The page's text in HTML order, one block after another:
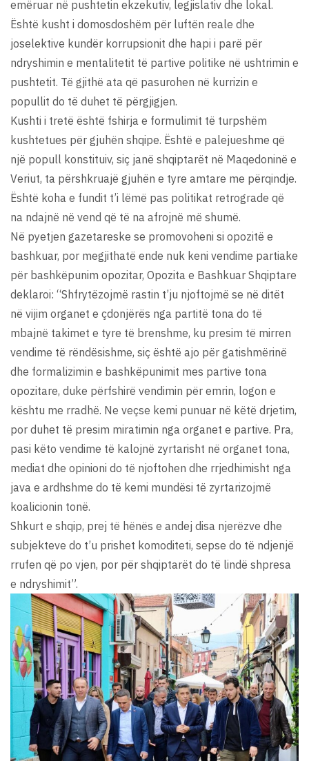
emëruar në pushtetin ekzekutiv, legjislativ dhe lokal.
Është kusht i domosdoshëm për luftën reale dhe
joselektive kundër korrupsionit dhe hapi i parë për
ndryshimin e mentalitetit të partive politike në ushtrimin e
pushtetit. Të gjithë ata që pasurohen në kurrizin e
popullit do të duhet të përgjigjen.
Kushti i tretë është fshirja e formulimit të turpshëm
kushtetues për gjuhën shqipe. Është e palejueshme që
një popull konstituiv, siç janë shqiptarët në Maqedoninë e
Veriut, ta përshkruajë gjuhën e tyre amtare me përqindje.
Është koha e fundit t’i lëmë pas politikat retrograde që
na ndajnë në vend që të na afrojnë më shumë.
Në pyetjen gazetareske se promovoheni si opozitë e
bashkuar, por megjithatë ende nuk keni vendime partiake
për bashkëpunim opozitar, Opozita e Bashkuar Shqiptare
deklaroi: “Shfrytëzojmë rastin t’ju njoftojmë se në ditët
në vijim organet e çdonjërës nga partitë tona do të
mbajnë takimet e tyre të brenshme, ku presim të mirren
vendime të rëndësishme, siç është ajo për gatishmërinë
dhe formalizimin e bashkëpunimit mes partive tona
opozitare, duke përfshirë vendimin për emrin, logon e
kështu me rradhë. Ne veçse kemi punuar në këtë drjetim,
por duhet të presim miratimin nga organet e partive. Pra,
pasi këto vendime të kalojnë zyrtarisht në organet tona,
mediat dhe opinioni do të njoftohen dhe rrjedhimisht nga
java e ardhshme do të kemi mundësi të zyrtarizojmë
koalicionin tonë.
Shkurt e shqip, prej të hënës e andej disa njerëzve dhe
subjekteve do t’u prishet komoditeti, sepse do të ndjenjë
rrufen që po vjen, por për shqiptarët do të lindë shpresa
e ndryshimit”.